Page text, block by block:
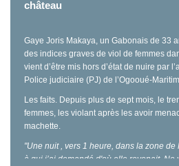
château
Gaye Joris Makaya, un Gabonais de 33
des indices graves de viol de femmes
vient d’être mis hors d’état de nuire par
Police judiciaire (PJ) de l’Ogooué-
Les faits. Depuis plus de sept mois, le
femmes, les violant après les avoir
machette.
"Une nuit , vers 1 heure, dans la zone de
à qui j’ai demandé d'où elle revenait.